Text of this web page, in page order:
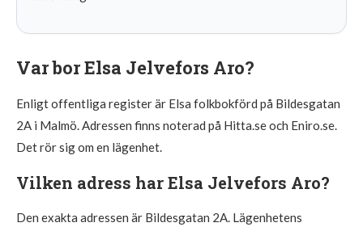
Var bor Elsa Jelvefors Aro?
Enligt offentliga register är Elsa folkbokförd på Bildesgatan
2A i Malmö. Adressen finns noterad på Hitta.se och Eniro.se.
Det rör sig om en lägenhet.
Vilken adress har Elsa Jelvefors Aro?
Den exakta adressen är Bildesgatan 2A. Lägenhetens